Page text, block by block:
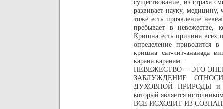
существование, из страха
развивает науку,
тоже есть проявление
пребывает в невежестве,
Кришна есть причина всех
определение приводится в
кришна сат-чит-ананада
карана каранам…
НЕВЕЖЕСТВО – ЭТО
ЗАБЛУЖДЕНИЕ
ДУХОВНОЙ ПРИРОДЫ и
который является
ВСЕ ИСХОДИТ ИЗ